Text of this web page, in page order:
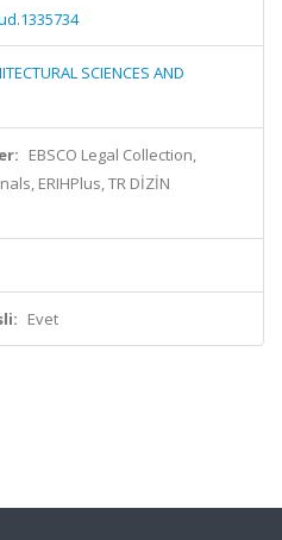
SCIENCES AND
EBSCO Legal Collection,
ERIHPlus, TR DİZİN
Evet